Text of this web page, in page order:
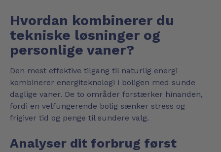
Hvordan kombinerer du
tekniske løsninger og
personlige vaner?
Den mest effektive tilgang til naturlig energi
kombinerer energiteknologi i boligen med sunde
daglige vaner. De to områder forstærker hinanden,
fordi en velfungerende bolig sænker stress og
frigiver tid og penge til sundere valg.
Analyser dit forbrug først